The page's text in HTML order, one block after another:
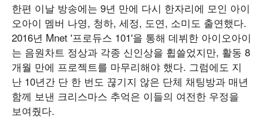
한편 이날 방송에는 9년 만에 다시 한자리에 모인 아이
오아이 멤버 나영, 청하, 세정, 도연, 소미도 출연했다.
2016년 Mnet '프로듀스 101'을 통해 데뷔한 아이오아이
는 음원차트 정상과 각종 신인상을 휩쓸었지만, 활동 8
개월 만에 프로젝트를 마무리해야 했다. 그럼에도 지
난 10년간 단 한 번도 끊기지 않은 단체 채팅방과 매년
함께 보낸 크리스마스 추억은 이들의 여전한 우정을
보여줬다.